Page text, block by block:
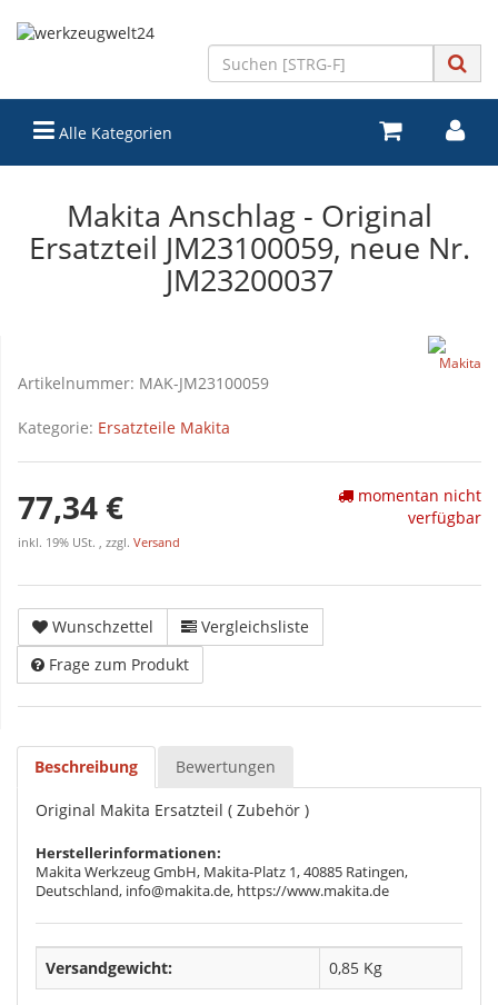
Alle Kategorien
Makita Anschlag - Original
Ersatzteil JM23100059, neue Nr.
JM23200037
Artikelnummer: MAK-JM23100059
Kategorie: Ersatzteile Makita
77,34 €
inkl. 19% USt. , zzgl. Versand
momentan nicht
verfügbar
Wunschzettel
Vergleichsliste
Frage zum Produkt
Beschreibung Bewertungen
Original Makita Ersatzteil ( Zubehör )
Herstellerinformationen:
Makita Werkzeug GmbH, Makita-Platz 1, 40885 Ratingen,
Deutschland, info@makita.de, https://www.makita.de
Versandgewicht: 0,85 Kg